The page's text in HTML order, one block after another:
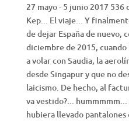
27 mayo - 5 junio 2017 536
Kep... El viaje... Y
de dejar España de nuevo,
diciembre de 2015,
a volar con Saudia, la
desde Singapur y que no
laicismo. De hecho, al
va vestido?...
hubiera llevado pantalones